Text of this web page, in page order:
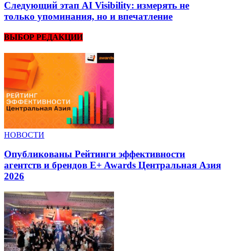
Следующий этап AI Visibility: измерять не
только упоминания, но и впечатление
ВЫБОР РЕДАКЦИИ
НОВОСТИ
Опубликованы Рейтинги эффективности
агентств и брендов E+ Awards Центральная Азия
2026